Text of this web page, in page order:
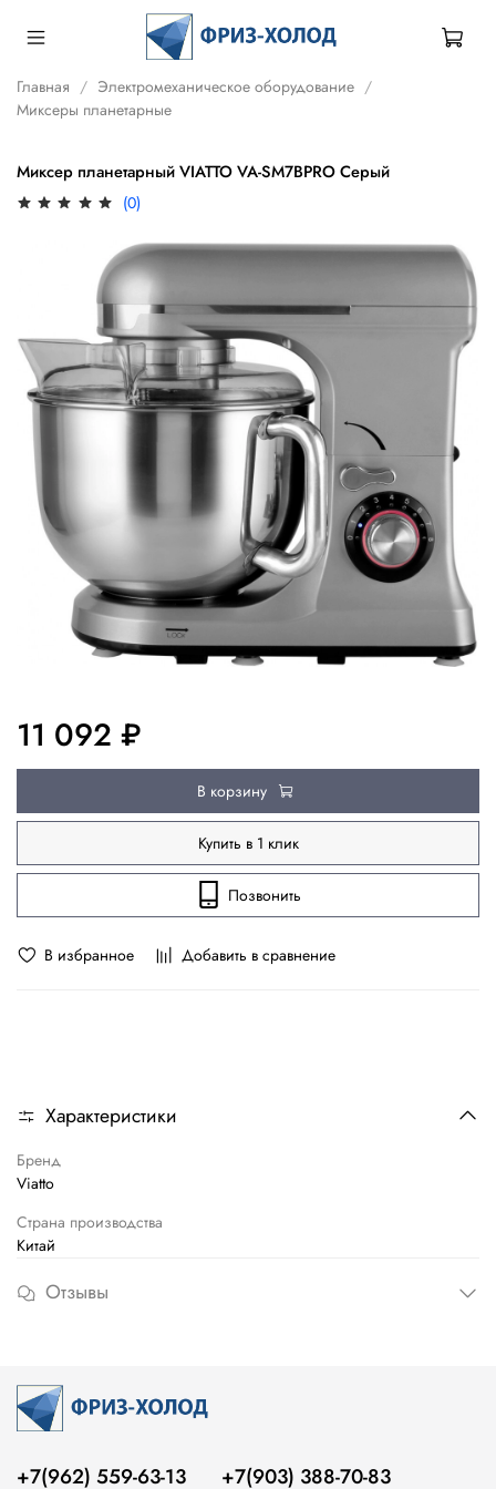
Главная
Электромеханическое оборудование
Миксеры планетарные
Миксер планетарный VIATTO VA-SM7BPRO Серый
(0)
В избранное Добавить в сравнение
11 092 ₽
В корзину
Купить в 1 клик
Позвонить
Характеристики
Бренд
Viatto
Страна производства
Китай
Отзывы
+7(962) 559-63-13 +7(903) 388-70-83